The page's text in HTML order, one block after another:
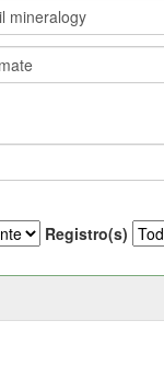
Registro(s)